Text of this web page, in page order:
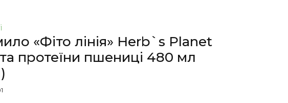
«Фіто лінія» Herb`s Planet
протеїни пшениці 480 мл